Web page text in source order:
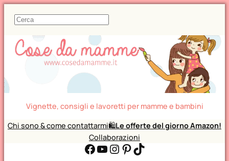
C
r
c
Vignette, consigli e lavoretti per mamme e bambini
Chi sono & come contattarmi🛍️Le offerte del giorno Amazon!
Collaborazioni
Facebook YouTube Instagram Pinterest TikTok